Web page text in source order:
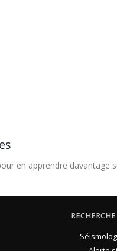
en apprendre davantage
RECHERCHE